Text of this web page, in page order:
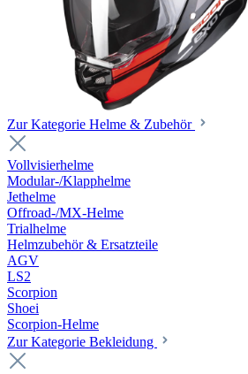
Zur Kategorie Helme & Zubehör
Vollvisierhelme
Modular-/Klapphelme
Jethelme
Offroad-/MX-Helme
Trialhelme
Helmzubehör & Ersatzteile
AGV
LS2
Scorpion
Shoei
Scorpion-Helme
Zur Kategorie Bekleidung